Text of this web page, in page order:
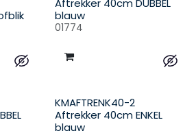
Aftrekker 40cm DUBBEL
blauw
01774
KMAFTRENK40-2
Aftrekker 40cm ENKEL
blauw